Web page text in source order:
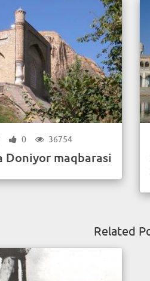
0 36754
Doniyor maqbarasi
Related